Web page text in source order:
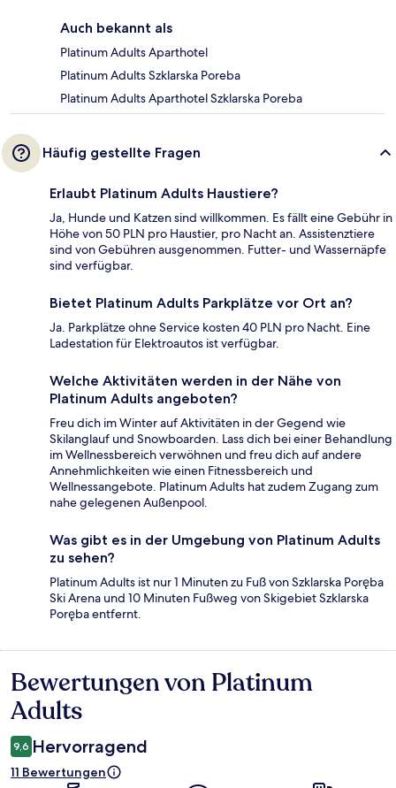
Auch bekannt als
Platinum Adults Aparthotel
Platinum Adults Szklarska Poreba
Platinum Adults Aparthotel Szklarska Poreba
Häufig gestellte Fragen
Erlaubt Platinum Adults Haustiere?
Ja, Hunde und Katzen sind willkommen. Es fällt eine Gebühr in
Höhe von 50 PLN pro Haustier, pro Nacht an. Assistenztiere
sind von Gebühren ausgenommen. Futter- und Wassernäpfe
sind verfügbar.
Bietet Platinum Adults Parkplätze vor Ort an?
Ja. Parkplätze ohne Service kosten 40 PLN pro Nacht. Eine
Ladestation für Elektroautos ist verfügbar.
Welche Aktivitäten werden in der Nähe von
Platinum Adults angeboten?
Freu dich im Winter auf Aktivitäten in der Gegend wie
Skilanglauf und Snowboarden. Lass dich bei einer Behandlung
im Wellnessbereich verwöhnen und freu dich auf andere
Annehmlichkeiten wie einen Fitnessbereich und
Wellnessangebote. Platinum Adults hat zudem Zugang zum
nahe gelegenen Außenpool.
Was gibt es in der Umgebung von Platinum Adults
zu sehen?
Platinum Adults ist nur 1 Minuten zu Fuß von Szklarska Poręba
Ski Arena und 10 Minuten Fußweg von Skigebiet Szklarska
Poręba entfernt.
Bewertungen
Bewertungen von Platinum
Adults
9,6 Hervorragend
11 Bewertungen